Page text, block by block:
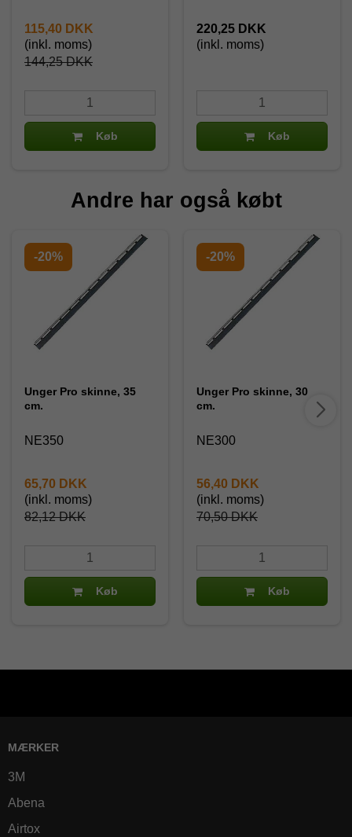
144,25 DKK
115,40 DKK
(inkl. moms)
Køb
220,25 DKK
(inkl. moms)
Køb
Andre har også købt
-20%
Unger Pro skinne, 35
cm.
NE350
82,12 DKK
65,70 DKK
(inkl. moms)
Køb
-20%
Unger Pro skinne, 30
cm.
NE300
70,50 DKK
56,40 DKK
(inkl. moms)
Køb
MÆRKER
3M
Abena
Airtox